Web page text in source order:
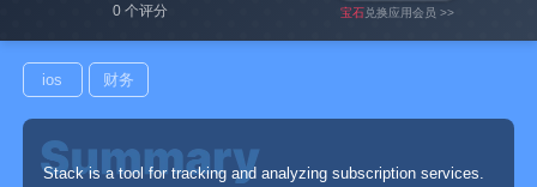
0 个评分 宝石兑换应用会员 >>
ios 财务
Stack is a tool for tracking and analyzing subscription services.